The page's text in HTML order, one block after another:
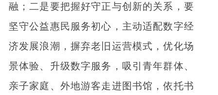
融；二是要把握好守正与创新的关系，要
坚守公益惠民服务初心，主动适配数字经
济发展浪潮，摒弃老旧运营模式，优化场
景体验、升级数字服务，吸引青年群体、
亲子家庭、外地游客走进图书馆，依托书